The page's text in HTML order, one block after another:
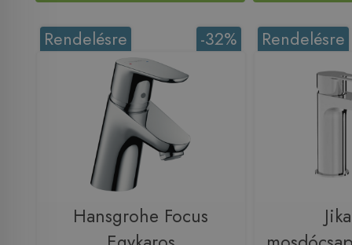
-32%
Rendelésre
Hansgrohe Focus
Rendelésre